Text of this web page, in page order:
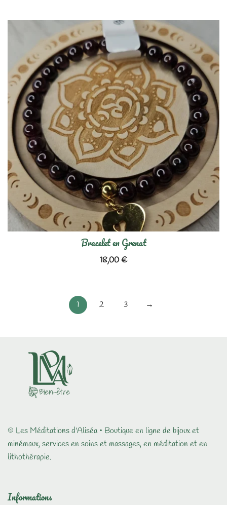
Bracelet en Grenat
18,00€
1 2 3 →
© Les Méditations d'Aliséa • Boutique en ligne de bijoux et
minémaux, services en soins et massages, en méditation et en
lithothérapie.
Informations